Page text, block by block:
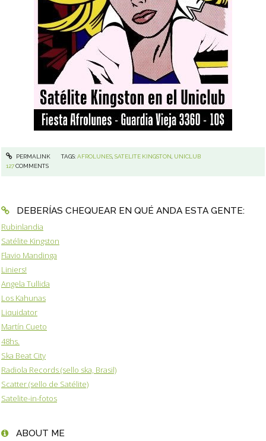
PERMALINK TAGS:AFROLUNES, SATELITE KINGSTON, UNICLUB
127COMMENTS
DEBERÍAS CHEQUEAR EN QUÉ ANDA ESTA GENTE:
Rubinlandia
Satélite Kingston
Flavio Mandinga
Liniers!
Angela Tullida
Los Kahunas
Liquidator
Martín Cueto
48hs.
Ska Beat City
Radiola Records (sello ska, Brasil)
Scatter (sello de Satélite)
Satelite-in-fotos
ABOUT ME